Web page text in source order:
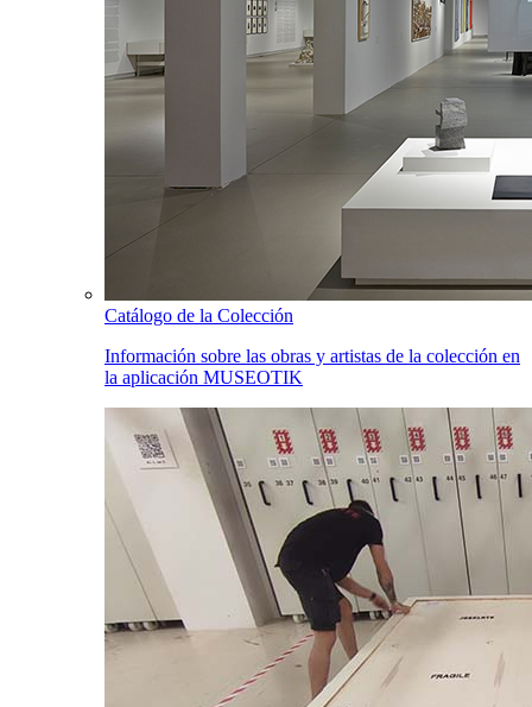
Catálogo de la Colección
Información sobre las obras y artistas de la colección en
la aplicación MUSEOTIK